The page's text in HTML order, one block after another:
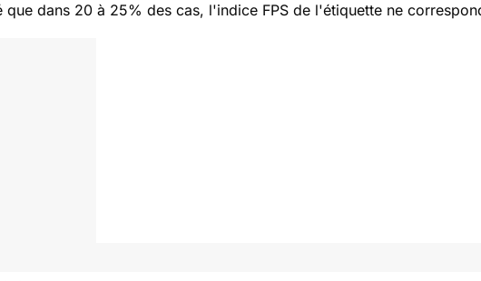
que dans 20 à 25% des cas, l'indice FPS de l'étiquette ne